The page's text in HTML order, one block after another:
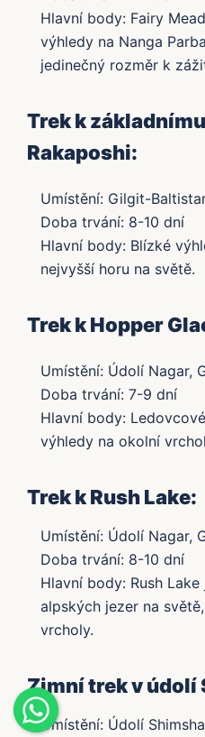
Hlavní body: Fairy
výhledy na Nanga
jedinečný rozměr k
Trek k
Rakaposhi:
Umístění: Gilgit-
Doba trvání: 8-10 dní
Hlavní body: Blízké
nejvyšší horu na světě.
Trek k Hopper
Umístění: Údolí Nagar,
Doba trvání: 7-9 dní
Hlavní body:
výhledy na okolní
Trek k Rush Lake:
Umístění: Údolí Nagar,
Doba trvání: 8-10 dní
Hlavní body: Rush
alpských jezer na
vrcholy.
Zimní trek v údolí
Umístění: Údolí